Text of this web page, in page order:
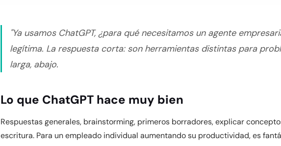
"Ya usamos ChatGPT, ¿para qué necesitamos un agente
legítima. La respuesta corta: son herramientas distintas para
larga, abajo.
Lo que ChatGPT hace muy bien
Respuestas generales, brainstorming, primeros borradores, explicar
escritura. Para un empleado individual aumentando su productividad, es